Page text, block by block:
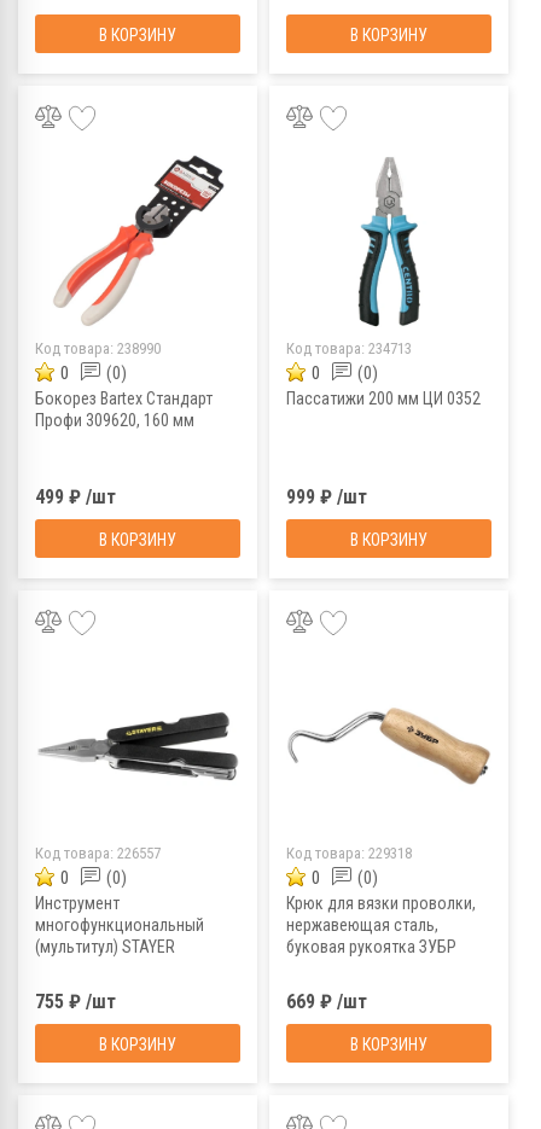
В КОРЗИНУ В КОРЗИНУ
Код товара: 238990
0 (0)
Бокорез Bartex Стандарт
Профи 309620, 160 мм
499 ₽ /шт
В КОРЗИНУ
Код товара: 234713
0 (0)
Пассатижи 200 мм ЦИ 0352
999 ₽ /шт
В КОРЗИНУ
Код товара: 226557
0 (0)
Инструмент
многофункциональный
(мультитул) STAYER
755 ₽ /шт
В КОРЗИНУ
Код товара: 229318
0 (0)
Крюк для вязки проволки,
нержавеющая сталь,
буковая рукоятка ЗУБР
669 ₽ /шт
В КОРЗИНУ